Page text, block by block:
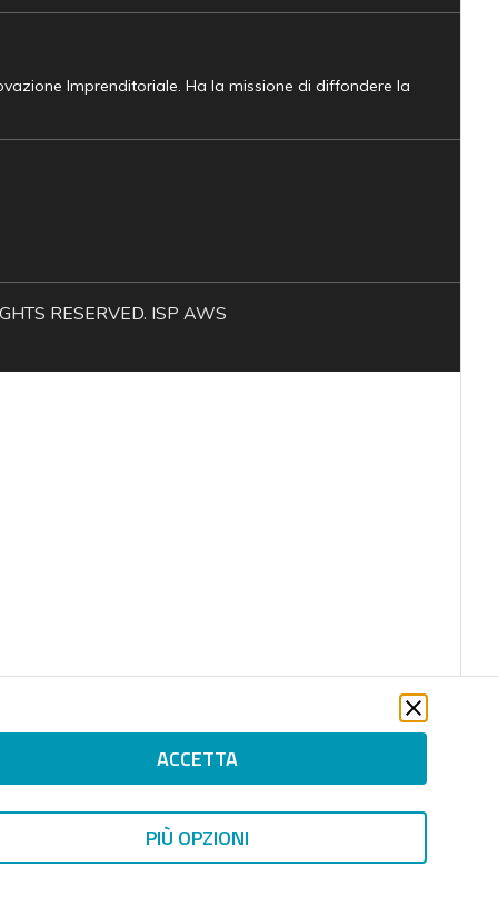
ACCETTA
PIÙ OPZIONI
Imprenditoriale. Ha la missione di diffondere la
RESERVED. ISP AWS